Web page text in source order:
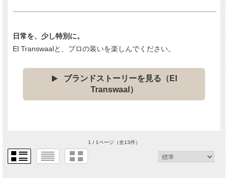
日常を、少し特別に。
El Transwaalと、プロの装いを楽しんでください。
ブランドストーリーを見る（El
Transwaal）
1 / 1ページ（全13件）